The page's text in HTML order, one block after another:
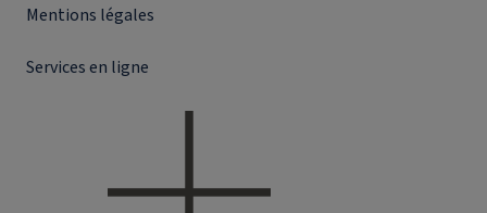
Mentions légales
Services en ligne